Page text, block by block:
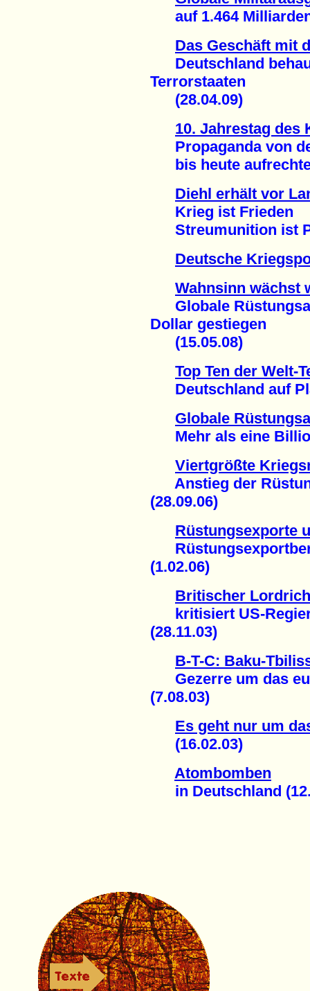
auf 1.464 Milliarden
Das Geschäft mit
Deutschland
Terrorstaaten
(28.04.09)
10. Jahrestag des
Propaganda von
bis heute
Diehl erhält vor
Krieg ist Frieden
Streumunition ist
Deutsche
Wahnsinn wächst
Globale
Dollar gestiegen
(15.05.08)
Top Ten der Welt-
Deutschland auf
Globale
Mehr als eine
Viertgrößte
Anstieg der
(28.09.06)
Rüstungsexporte
(1.02.06)
Britischer
kritisiert US-
(28.11.03)
B-T-C: Baku-
Gezerre um das
(7.08.03)
Es geht nur um
(16.02.03)
Atombomben
in Deutschland